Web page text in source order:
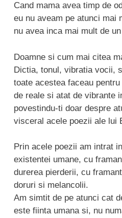
Cand mama avea timp de
eu nu aveam pe atunci mai
nu avea inca mai mult de
Doamne si cum mai citea
Dictia, tonul, vibratia vocii,
toate acestea faceau
de reale si atat de vibrante
povestindu-ti doar despre
visceral acele poezii ale lui
Prin acele poezii am intrat
existentei umane, cu
durerea pierderii, cu
doruri si melancolii.
Am simtit de pe atunci cat
este fiinta umana si, nu